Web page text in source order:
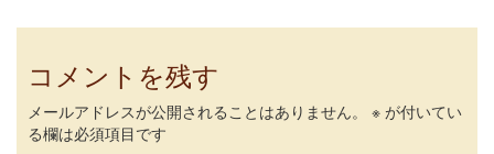
コメントを残す
メールアドレスが公開されることはありません。 ※ が付いてい
る欄は必須項目です